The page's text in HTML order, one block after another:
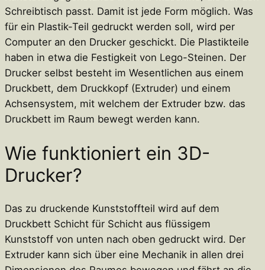
Schreibtisch passt. Damit ist jede Form möglich. Was
für ein Plastik-Teil gedruckt werden soll, wird per
Computer an den Drucker geschickt. Die Plastikteile
haben in etwa die Festigkeit von Lego-Steinen. Der
Drucker selbst besteht im Wesentlichen aus einem
Druckbett, dem Druckkopf (Extruder) und einem
Achsensystem, mit welchem der Extruder bzw. das
Druckbett im Raum bewegt werden kann.
Wie funktioniert ein 3D-
Drucker?
Das zu druckende Kunststoffteil wird auf dem
Druckbett Schicht für Schicht aus flüssigem
Kunststoff von unten nach oben gedruckt wird. Der
Extruder kann sich über eine Mechanik in allen drei